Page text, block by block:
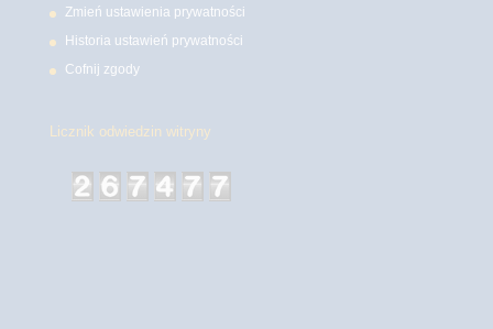
Zmień ustawienia prywatności
Historia ustawień prywatności
Cofnij zgody
Licznik odwiedzin witryny